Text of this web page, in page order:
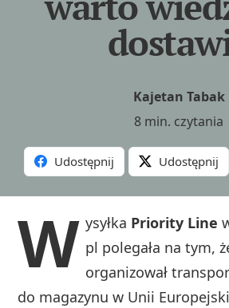
Kajetan Tabak
8 min. czytania
Udostępnij Udostępnij
W ysyłka Priority Line
pl polegała na tym,
organizował
do magazynu w Unii